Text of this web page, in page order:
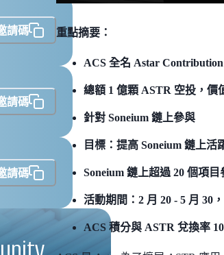
請碼
請碼
請碼
重點摘要：
ACS 全名 Astar
總額 1 億顆 ASTR 空投，價
針對 Soneium 鏈上參與
目標：提高 Soneium 鏈上
Soneium 鏈上超過 20 個項
活動期間：2 月 20 - 5 月 30
ACS 積分與 ASTR 兌換率